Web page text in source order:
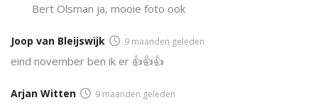
Bert Olsman ja, mooie foto ook
Joop van Bleijswijk 9 maanden geleden
eind november ben ik er 👍👍👍
Arjan Witten 9 maanden geleden